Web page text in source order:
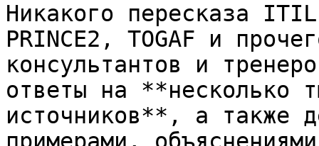
Никакого пересказа
PRINCE2, TOGAF и
консультантов и
ответы на **несколько
источников**, а также